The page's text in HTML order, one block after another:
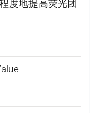
度地提高荧光团